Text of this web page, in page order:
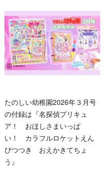
たのしい幼稚園2026年３月号
の付録は『名探偵プリキュ
ア！ おほしさまいっぱ
い！ カラフルロケットえん
ぴつつき おえかきてちょ
う』